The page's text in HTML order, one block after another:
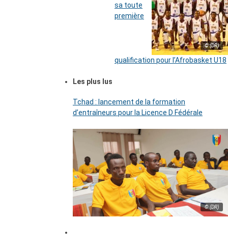
© (DR)
sa toute
première
qualification pour l’Afrobasket U18
Les plus lus
Tchad : lancement de la formation
d’entraîneurs pour la Licence D Fédérale
© (DR)